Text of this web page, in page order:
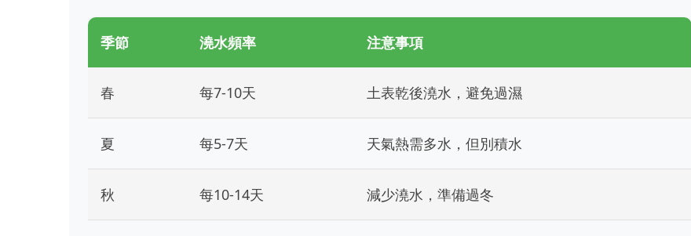
季節 澆水頻率 注意事項
春 每7-10天 土表乾後澆水，避免過濕
夏 每5-7天 天氣熱需多水，但別積水
秋 每10-14天 減少澆水，準備過冬